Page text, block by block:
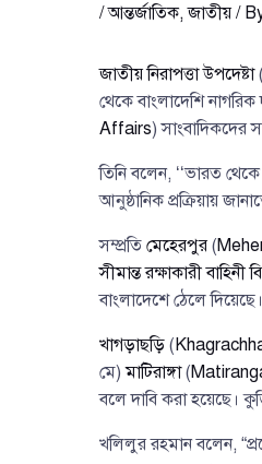
/আন্তর্জাতিক,জাতীয়/
জাতীয় নিরাপত্তা উপদেষ্টা
থেকে বাংলাদেশি
Affairs) সাংবাদিকদের
তিনি বলেন, ‘‘ভারত
আনুষ্ঠানিক প্রক্রিয়ায়
সম্প্রতি মেহেরপুর(
সীমান্ত রক্ষাকারী
বাংলাদেশে ঠেলে দিয়েছে।
খাগড়াছড়ি(
মে)মাটিরাঙ্গা(
বলে দাবি করা হয়েছে।
খলিলুর রহমান বলেন,